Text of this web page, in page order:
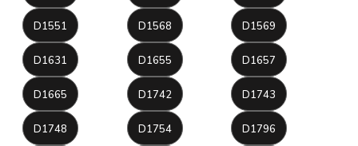
D1551 D1568 D1569
D1631 D1655 D1657
D1665 D1742 D1743
D1748 D1754 D1796